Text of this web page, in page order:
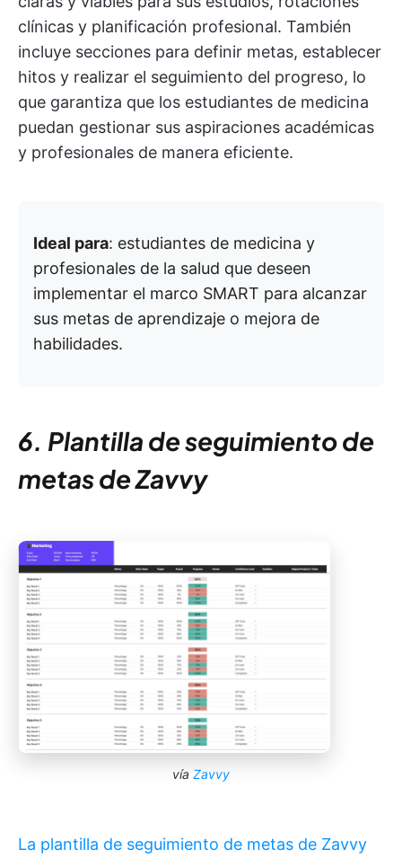
clínicas y planificación profesional. También
incluye secciones para definir metas, establecer
hitos y realizar el seguimiento del progreso, lo
que garantiza que los estudiantes de medicina
puedan gestionar sus aspiraciones académicas
y profesionales de manera eficiente.
Ideal para: estudiantes de medicina y
profesionales de la salud que deseen
implementar el marco SMART para alcanzar
sus metas de aprendizaje o mejora de
habilidades.
6. Plantilla de seguimiento de
metas de Zavvy
vía Zavvy
La plantilla de seguimiento de metas de Zavvy